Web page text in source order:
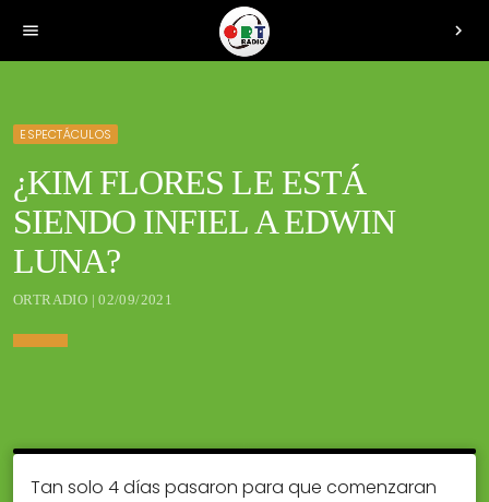
menu chevron_right
ESPECTÁCULOS
¿KIM FLORES LE ESTÁ
SIENDO INFIEL A EDWIN
LUNA?
ORTRADIO | 02/09/2021
Tan solo 4 días pasaron para que comenzaran